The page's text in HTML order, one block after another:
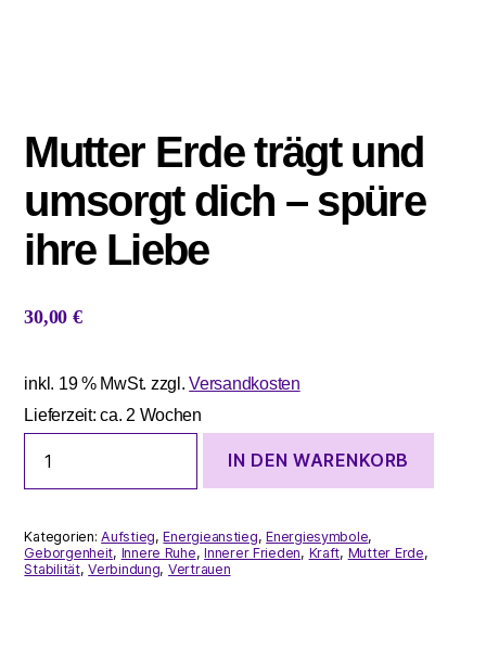
Mutter Erde trägt und
umsorgt dich – spüre
ihre Liebe
30,00 €
inkl. 19 % MwSt. zzgl.Versandkosten
Lieferzeit:ca. 2 Wochen
Erde
trägt
umsorgt
dich
-
IN DEN WARENKORB
Kategorien:Aufstieg,Energieanstieg,Energiesymbole,
Geborgenheit, Innere Ruhe,Innerer Frieden, Kraft, Mutter Erde,
Stabilität,Verbindung, Vertrauen